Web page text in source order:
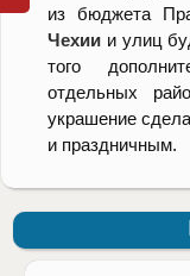
из бюджета
Чехии и улиц
того
отдельных
украшение
и праздничным.